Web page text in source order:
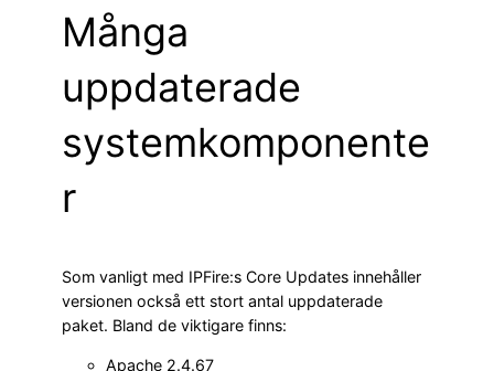
Många
uppdaterade
systemkomponente
r
Som vanligt med IPFire:s Core Updates innehåller
versionen också ett stort antal uppdaterade
paket. Bland de viktigare finns:
Apache 2.4.67